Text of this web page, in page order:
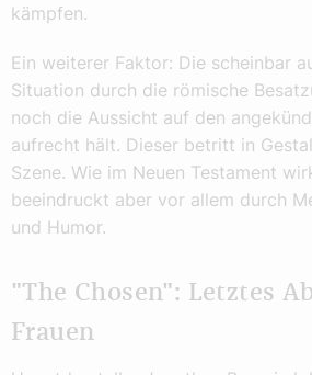
kämpfen.
Ein weiterer Faktor: Die scheinbar
Situation durch die römische
noch die Aussicht auf den
aufrecht hält. Dieser betritt in
Szene. Wie im Neuen Testament
beeindruckt aber vor allem durch
und Humor.
"The Chosen": Letztes
Frauen